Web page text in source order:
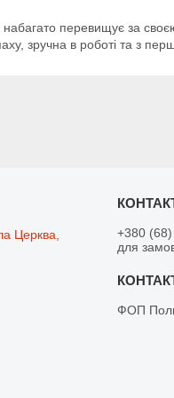
перевищує за
зручна в роботі та з
Церква,
+380
для
ФОП